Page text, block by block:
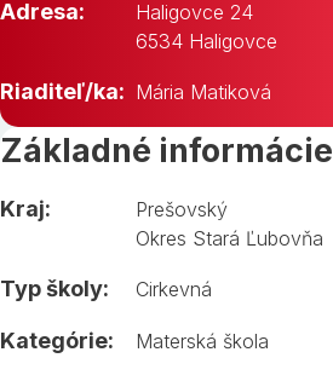
Adresa:
Haligovce 24
6534 Haligovce
Riaditeľ/ka: Mária Matiková
Základné informácie
Kraj:
Prešovský
Okres Stará Ľubovňa
Typ školy: Cirkevná
Kategórie: Materská škola